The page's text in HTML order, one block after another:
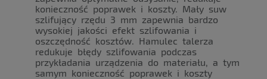
konieczność poprawek i koszty. Mały suw
szlifujący rzędu 3 mm zapewnia bardzo
wysokiej jakości efekt szlifowania i
oszczędność kosztów. Hamulec talerza
redukuje błędy szlifowania podczas
przykładania urządzenia do materiału, a tym
samym konieczność poprawek i koszty